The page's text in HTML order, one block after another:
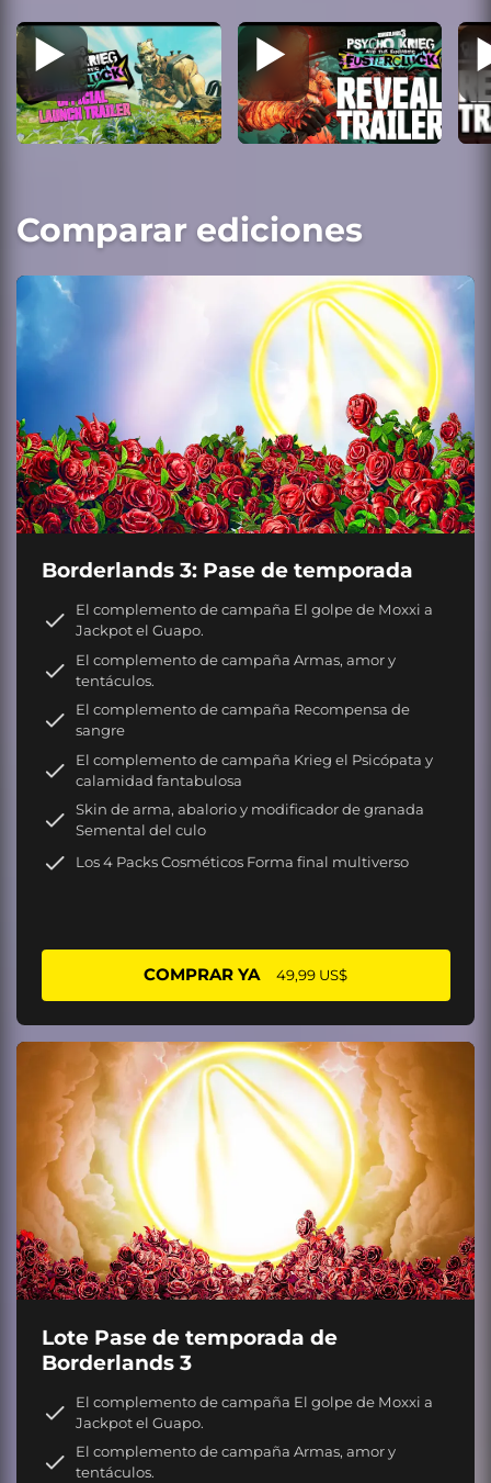
Comparar ediciones
Borderlands 3: Pase de temporada
El complemento de campaña El golpe de Moxxi a
Jackpot el Guapo.
El complemento de campaña Armas, amor y
tentáculos.
El complemento de campaña Recompensa de
sangre
El complemento de campaña Krieg el Psicópata y
calamidad fantabulosa
Skin de arma, abalorio y modificador de granada
Semental del culo
Los 4 Packs Cosméticos Forma final multiverso
COMPRAR YA 49,99 US$
Lote Pase de temporada de
Borderlands 3
El complemento de campaña El golpe de Moxxi a
Jackpot el Guapo.
El complemento de campaña Armas, amor y
tentáculos.